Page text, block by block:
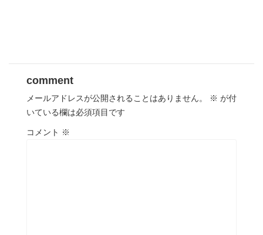
comment
メールアドレスが公開されることはありません。 ※ が付
いている欄は必須項目です
コメント ※